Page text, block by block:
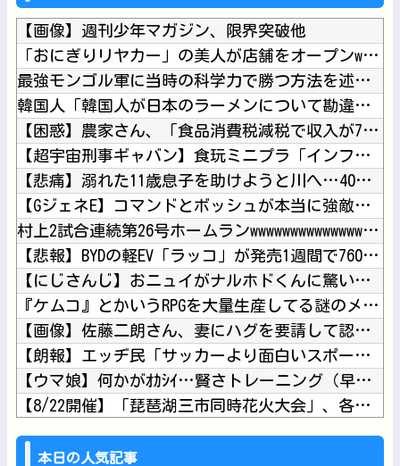
【画像】週刊少年マガジン、限界突破他
「おにぎりリヤカー」の美人が店舗をオープンwww他
最強モンゴル軍に当時の科学力で勝つ方法を述べよ他
韓国人「韓国人が日本のラーメンについて勘違いしていることがこ...
【困惑】農家さん、「食品消費税減税で収入が7％減るから国が補...
【超宇宙刑事ギャバン】食玩ミニプラ「インフィニティキット03...
【悲痛】溺れた11歳息子を助けようと川へ…40歳父親が死亡 ...
【GジェネE】コマンドとボッシュが本当に強敵だったのだから…...
村上2試合連続第26号ホームランwwwwwwwwwwwwww...
【悲報】BYDの軽EV「ラッコ」が発売1週間で760台を受注...
【にじさんじ】おニュイがナルホドくんに驚いとる他
『ケムコ』とかいうRPGを大量生産してる謎のメーカー他
【画像】佐藤二朗さん、妻にハグを要請して認められたと報告→...
【朗報】エッヂ民「サッカーより面白いスポーツある？」→野球v...
【ウマ娘】何かがｵｶｼｲ…賢さトレーニング（早押しクイズ）他
【8/22開催】「琵琶湖三市同時花火大会」、各市公式「そんな...
本日の人気記事